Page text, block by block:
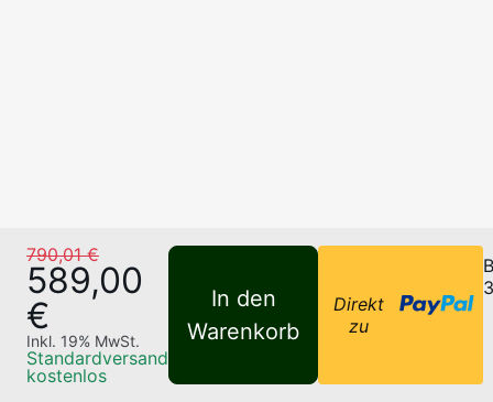
790,01 €
589,00
€
Inkl. 19% MwSt.
Standardversand
kostenlos
In den
Warenkorb
Direkt
zu